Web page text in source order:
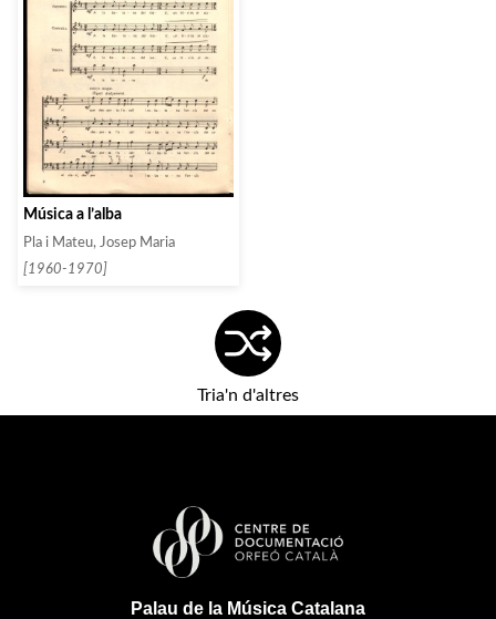
Música a l’alba
Pla i Mateu, Josep Maria
[1960-1970]
Tria'n d'altres
Palau de la Música Catalana